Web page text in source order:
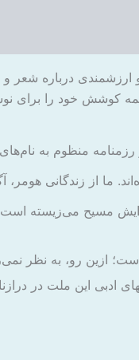
ارزشمندی درباره شعر
کوشش خود را برای
رزمنامه منظوم به نام‌های
ما از زندگانی هومر،
زایش مسیح می‌زیسته
ازین رو، به نظر
ادبی این ملت در